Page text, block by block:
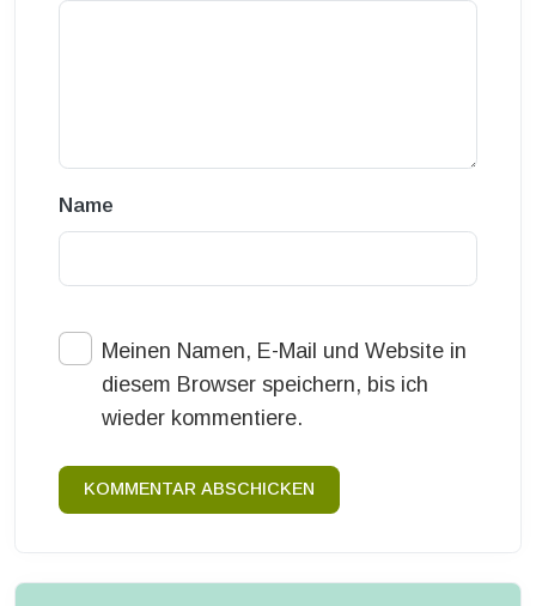
Name
Meinen Namen, E-Mail und Website in
diesem Browser speichern, bis ich
wieder kommentiere.
KOMMENTAR ABSCHICKEN